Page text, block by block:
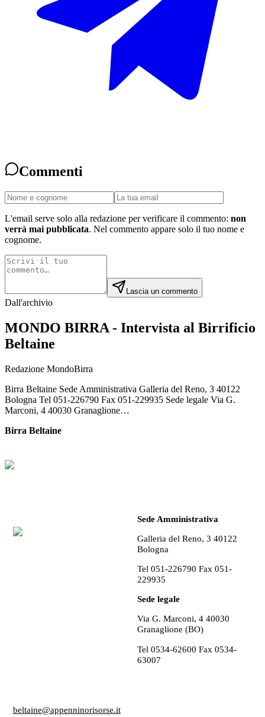
Commenti
L'email serve solo alla redazione per verificare il commento: non
verrà mai pubblicata. Nel commento appare solo il tuo nome e
cognome.
Lascia un commento
Dall'archivio
MONDO BIRRA - Intervista al Birrificio
Beltaine
Redazione MondoBirra
Birra Beltaine Sede Amministrativa Galleria del Reno, 3 40122
Bologna Tel 051-226790 Fax 051-229935 Sede legale Via G.
Marconi, 4 40030 Granaglione…
Birra Beltaine
Sede Amministrativa
Galleria del Reno, 3 40122
Bologna
Tel 051-226790 Fax 051-
229935
Sede legale
Via G. Marconi, 4 40030
Granaglione (BO)
Tel 0534-62600 Fax 0534-
63007
beltaine@appenninorisorse.it